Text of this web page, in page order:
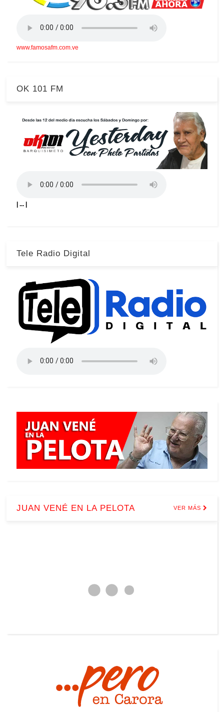
www.famosafm.com.ve
OK 101 FM
| ... |
Tele Radio Digital
JUAN VENÉ EN LA PELOTA VER MÁS